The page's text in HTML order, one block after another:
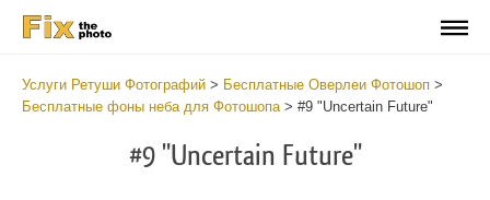
Услуги Ретуши Фотографий > Бесплатные Оверлеи Фотошоп >
Бесплатные фоны неба для Фотошопа> #9 "Uncertain Future"
#9 "Uncertain Future"